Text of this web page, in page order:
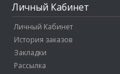
Личный Кабинет
Личный Кабинет
История заказов
Закладки
Рассылка